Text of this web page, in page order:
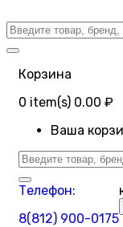
Корзина
0 item(s) 0.00 ₽
Ваша
Телефон:
8(812) 900-0175